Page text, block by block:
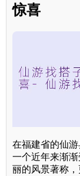
惊喜
在福建省的仙
一个近年来渐
丽的风景著称